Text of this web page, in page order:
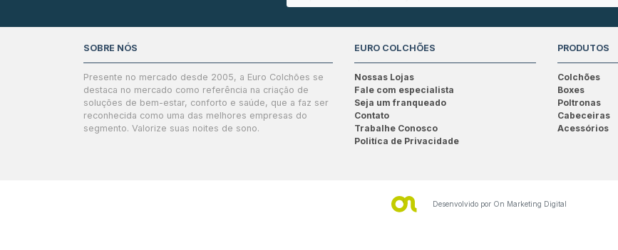
SOBRE NÓS
Presente no mercado desde 2005, a Euro Colchões se
destaca no mercado como referência na criação de
soluções de bem-estar, conforto e saúde, que a faz ser
reconhecida como uma das melhores empresas do
segmento. Valorize suas noites de sono.
EURO COLCHÕES
Nossas Lojas
Fale com especialista
Seja um franqueado
Contato
Trabalhe Conosco
Politíca de Privacidade
PRODUTOS
Colchões
Boxes
Poltronas
Cabeceiras
Acessórios
Desenvolvido por On Marketing Digital